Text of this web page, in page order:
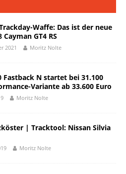
Waffe: Das ist der neue
Cayman GT4 RS
2021 Moritz Nolte
Fastback N startet bei 31.100
Variante ab 33.600 Euro
Moritz Nolte
| Tracktool: Nissan Silvia
Moritz Nolte